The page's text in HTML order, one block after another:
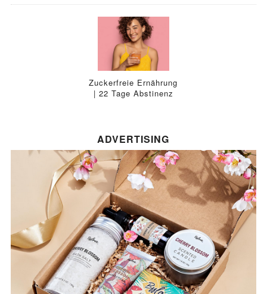
Zuckerfreie Ernährung
| 22 Tage Abstinenz
ADVERTISING